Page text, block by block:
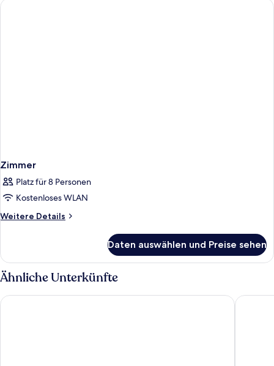
Zimmer
Platz für 8 Personen
Kostenloses WLAN
Weitere Details
Weitere
Daten auswählen und Preise sehen
Ähnliche Unterkünfte
Sunset Bay Club